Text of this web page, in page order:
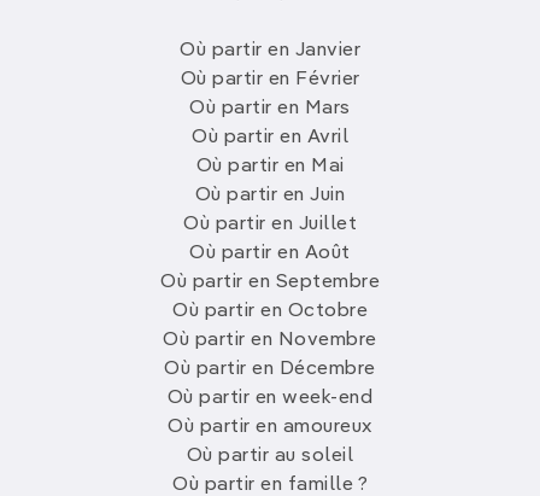
Où partir en Janvier
Où partir en Février
Où partir en Mars
Où partir en Avril
Où partir en Mai
Où partir en Juin
Où partir en Juillet
Où partir en Août
Où partir en Septembre
Où partir en Octobre
Où partir en Novembre
Où partir en Décembre
Où partir en week-end
Où partir en amoureux
Où partir au soleil
Où partir en famille ?